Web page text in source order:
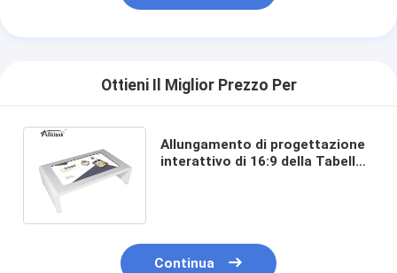
Ottieni Il Miglior Prezzo Per
Allungamento di progettazione
interattivo di 16:9 della Tabella
Continua